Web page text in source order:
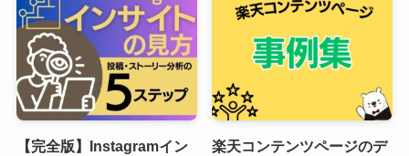
【完全版】Instagramイン
楽天コンテンツページのデ